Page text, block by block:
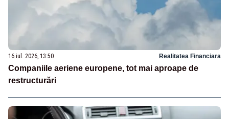
16 iul. 2026, 13:50 Realitatea Financiara
Companiile aeriene europene, tot mai aproape de
restructurări